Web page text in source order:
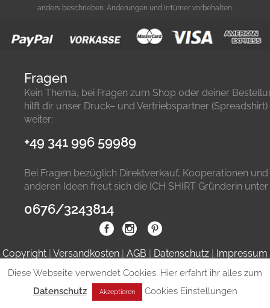
anders beschrieben. Änderungen und Irrtümer vorbehalten.
Fragen
Kein Thema, bei Fragen zum Shop oder deiner
hilft dir unser Druck– und Vertriebspartner
weiter:
+49 341 996 59989
Bei Fragen bezüglich Direktverkauf, Kooperationen und
anderen Ideen freut sich die ICH SHIRT Gründerin unter
0676/3243814
Copyright | Versandkosten | AGB | Datenschutz | Impressum
Diese Webseite verwendet Cookies. Hier erfahrt ihr alles zum
Datenschutz
Akzeptieren Cookies Einstellungen